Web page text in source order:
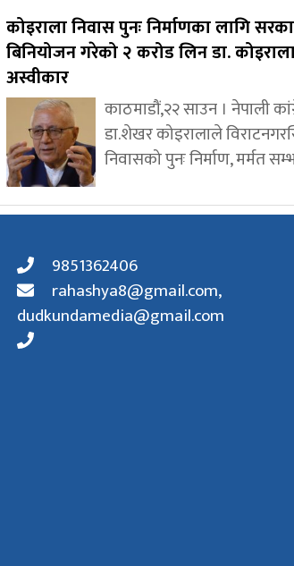
कोइराला निवास पुनः निर्माणका लागि
बिनियोजन गरेको २ करोड लिन डा.
अस्वीकार
काठमाडौं,२२ साउन । नेपाली
डा.शेखर कोइरालाले
निवासको पुनः निर्माण, मर्मत
9851362406
rahashya8@gmail.com,
dudkundamedia@gmail.com